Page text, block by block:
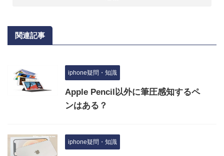
関連記事
iphone疑問・知識
Apple Pencil以外に筆圧感知するペ
ンはある？
iphone疑問・知識